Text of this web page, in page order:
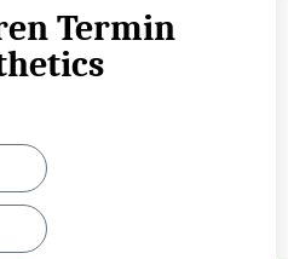
Termin